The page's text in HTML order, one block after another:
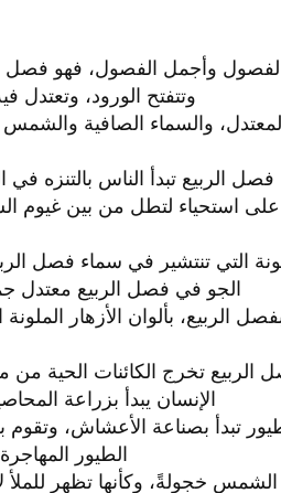
وأجمل الفصول، فھو فصل
وتتفتح الورود، وتعتدل
والسماء الصافية والشمس
الربيع تبدأ الناس بالتنزه في
استحياء لتطل من بين غيوم
التي تنتشير في سماء فصل
الجو في فصل الربيع معتدل
الربيع، بألوان الأزھار
تخرج الكائنات الحية من
الإنسان يبدأ بزراعة
تبدأ بصناعة الأعشاش،
الطيور
خجولةً، وكأنها تظهر